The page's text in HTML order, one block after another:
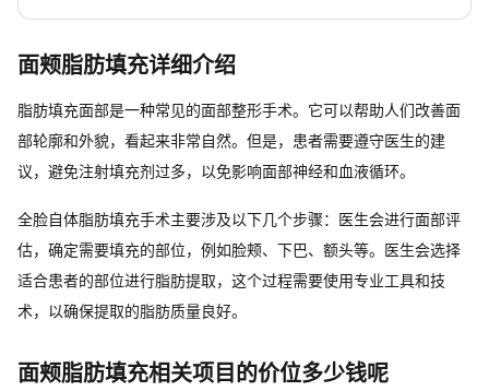
面颊脂肪填充详细介绍
脂肪填充面部是一种常见的面部整形手术。它可以帮助人们改善面
部轮廓和外貌，看起来非常自然。但是，患者需要遵守医生的建
议，避免注射填充剂过多，以免影响面部神经和血液循环。
全脸自体脂肪填充手术主要涉及以下几个步骤：医生会进行面部评
估，确定需要填充的部位，例如脸颊、下巴、额头等。医生会选择
适合患者的部位进行脂肪提取，这个过程需要使用专业工具和技
术，以确保提取的脂肪质量良好。
面颊脂肪填充相关项目的价位多少钱呢